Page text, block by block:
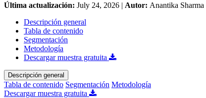
Última actualización: July 24, 2026 | Autor: Anantika Sharma
Descripción general
Tabla de contenido
Segmentación
Metodología
Descargar muestra gratuita
Descripción general
Tabla de contenido Segmentación Metodología
Descargar muestra gratuita